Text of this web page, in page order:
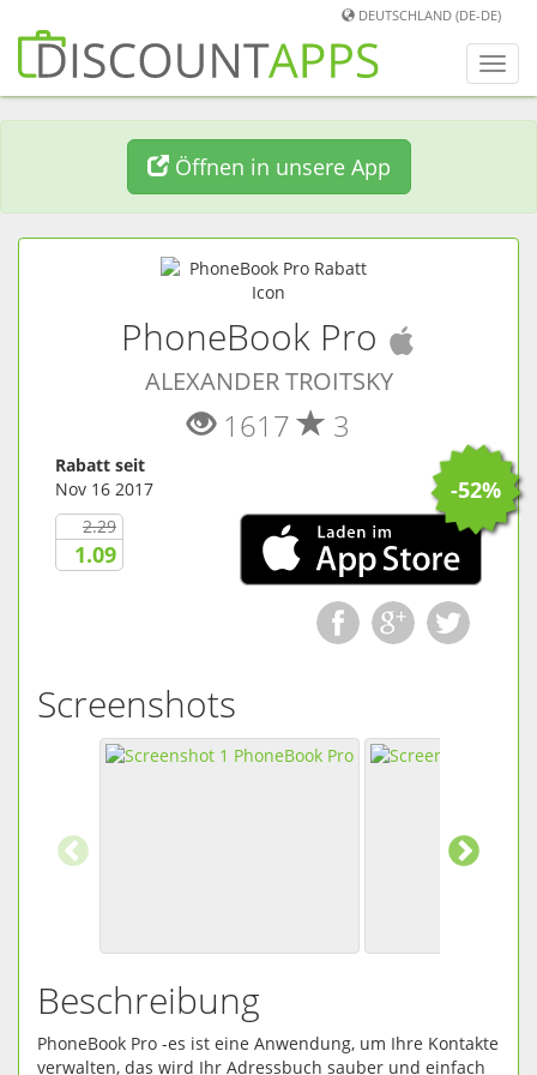
DEUTSCHLAND (DE-DE)
Menü
Öffnen in unsere App
PhoneBook Pro
ALEXANDER TROITSKY
1617 3
Rabatt seit
Nov 16 2017
2.29
1.09
-52%
Screenshots
Beschreibung
PhoneBook Pro -es ist eine Anwendung, um Ihre Kontakte
verwalten, das wird Ihr Adressbuch sauber und einfach